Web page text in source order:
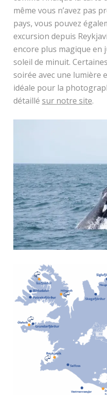
même vous n’avez pas
pays, vous pouvez
excursion depuis
encore plus magique en
soleil de minuit.
soirée avec une lumière
idéale pour la
détaillé sur notre site.